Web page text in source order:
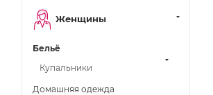
Женщины
Бельё
Купальники
Домашняя одежда